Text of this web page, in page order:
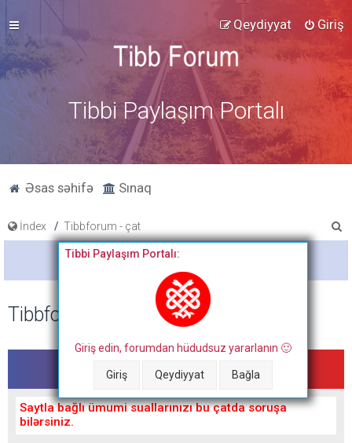
Giriş
Qeydiyyat
Tibbi Paylaşım Portalı
Əsas səhifə Sınaq
İndex Tibbforum - çat
Bitdi
Tibbi Paylaşım Portalı:
Giriş edin, forumdan hüdudsuz yararlanın 🙂
Giriş Qeydiyyat Bağla
Tibbforum - çat
Tibbforum - çat
Saytla bağlı ümumi suallarınızı bu çatda soruşa
bilərsiniz.